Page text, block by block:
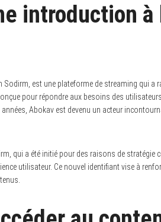
introduction
Sodirm, est une plateforme de streaming qui
pour répondre aux besoins des
Abokav est devenu un acteur
qui a été initié pour des raisons de stratégie
utilisateur. Ce nouvel identifiant vise à